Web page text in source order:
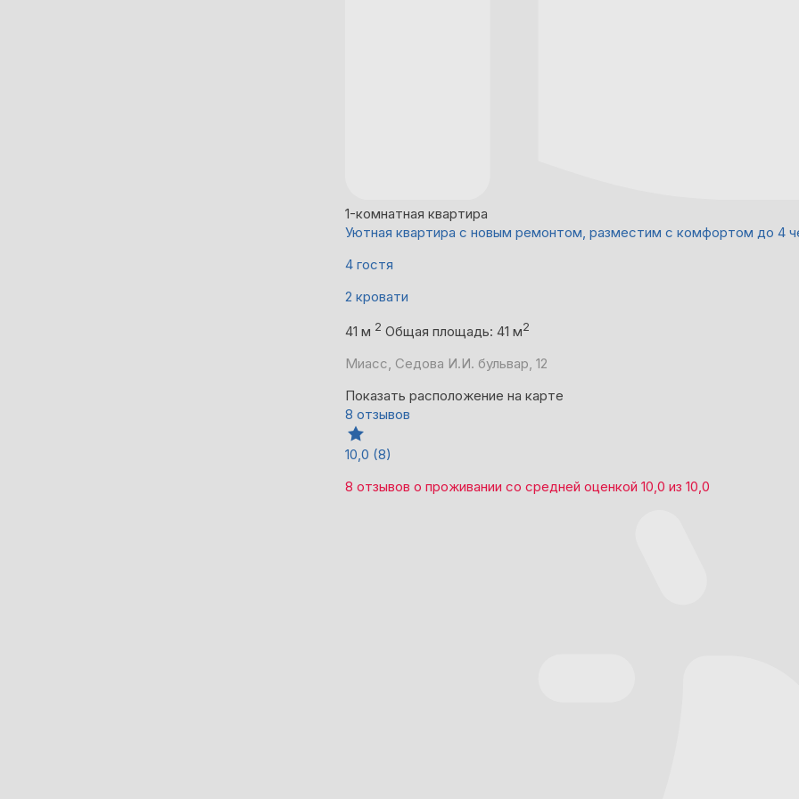
1-комнатная квартира
Уютная квартира с новым ремонтом, разместим с комфортом до 4
4 гостя
2 кровати
41 м 2 Общая площадь: 41 м2
Миасс, Седова И.И. бульвар, 12
Показать расположение на карте
8 отзывов
10,0 (8)
8 отзывов о проживании со средней оценкой 10,0 из 10,0